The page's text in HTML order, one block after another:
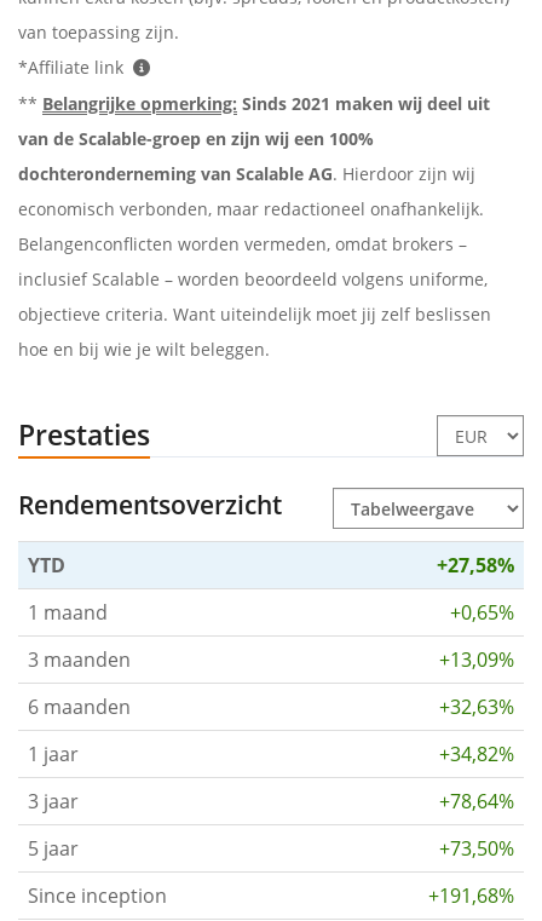
van toepassing zijn.
*Affiliate link
** Belangrijke opmerking: Sinds 2021 maken wij deel uit
van de Scalable-groep en zijn wij een 100%
dochteronderneming van Scalable AG. Hierdoor zijn wij
economisch verbonden, maar redactioneel onafhankelijk.
Belangenconflicten worden vermeden, omdat brokers –
inclusief Scalable – worden beoordeeld volgens uniforme,
objectieve criteria. Want uiteindelijk moet jij zelf beslissen
hoe en bij wie je wilt beleggen.
Prestaties
Rendementsoverzicht
YTD
+27,58%
1 maand
+0,65%
3 maanden
+13,09%
6 maanden
+32,63%
1 jaar
+34,82%
3 jaar
+78,64%
5 jaar
+73,50%
Since inception
+191,68%